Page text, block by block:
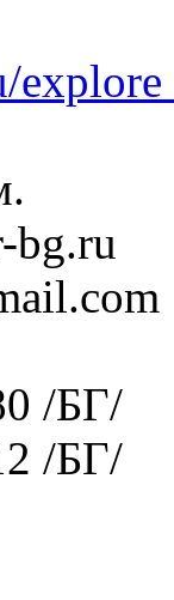
bg.ru
/БГ/
/БГ/